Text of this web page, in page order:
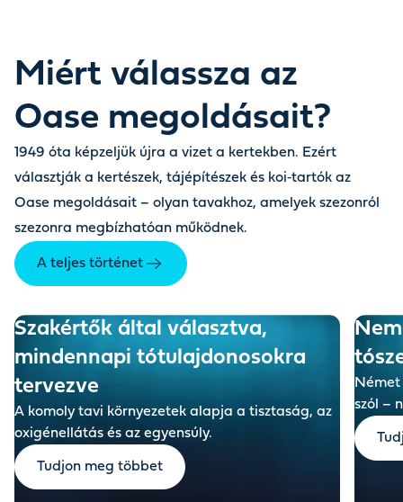
Miért válassza az
Oase megoldásait?
1949 óta képzeljük újra a vizet a kertekben. Ezért
választják a kertészek, tájépítészek és koi‑tartók az
Oase megoldásait – olyan tavakhoz, amelyek szezonról
szezonra megbízhatóan működnek.
A teljes történet
Szakértők által választva,
mindennapi tó­tulajdonosokra
tervezve
A komoly tavi környezetek alapja a tisztaság, az
oxigénellátás és az egyensúly.
Tudjon meg többet
Német
szól –